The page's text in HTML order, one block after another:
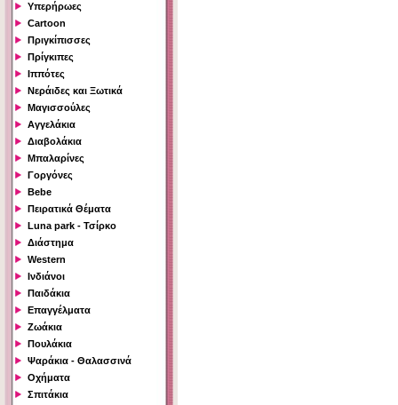
Υπερήρωες
Cartoon
Πριγκίπισσες
Πρίγκιπες
Ιππότες
Νεράιδες και Ξωτικά
Μαγισσούλες
Αγγελάκια
Διαβολάκια
Μπαλαρίνες
Γοργόνες
Bebe
Πειρατικά Θέματα
Luna park - Τσίρκο
Διάστημα
Western
Ινδιάνοι
Παιδάκια
Επαγγέλματα
Ζωάκια
Πουλάκια
Ψαράκια - Θαλασσινά
Οχήματα
Σπιτάκια